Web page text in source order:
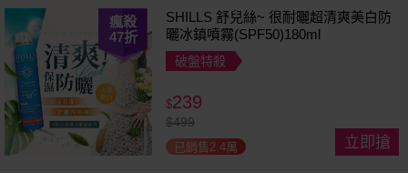
瘋殺
47折
SHILLS 舒兒絲~ 很耐曬超清爽美白防
曬冰鎮噴霧(SPF50)180ml
破盤特殺
$239
$499
已銷售2.4萬 立即搶